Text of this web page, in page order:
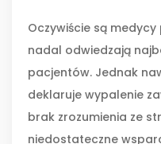
Oczywiście są
nadal odwiedzają
pacjentów. Jednak
deklaruje wypalenie
brak zrozumienia ze
niedostateczne